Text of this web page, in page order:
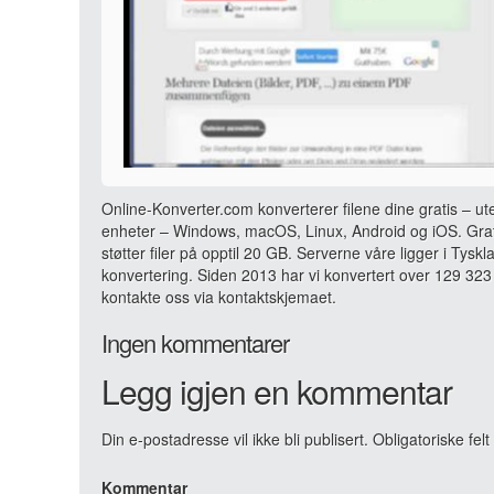
Online-Konverter.com konverterer filene dine gratis –
enheter – Windows, macOS, Linux, Android og iOS.
støtter filer på opptil 20 GB. Serverne våre ligger i
konvertering. Siden 2013 har vi konvertert over 129
kontakte oss via kontaktskjemaet.
Ingen kommentarer
Legg igjen en kommentar
Din e-postadresse vil ikke bli publisert. Obligatoriske
Kommentar